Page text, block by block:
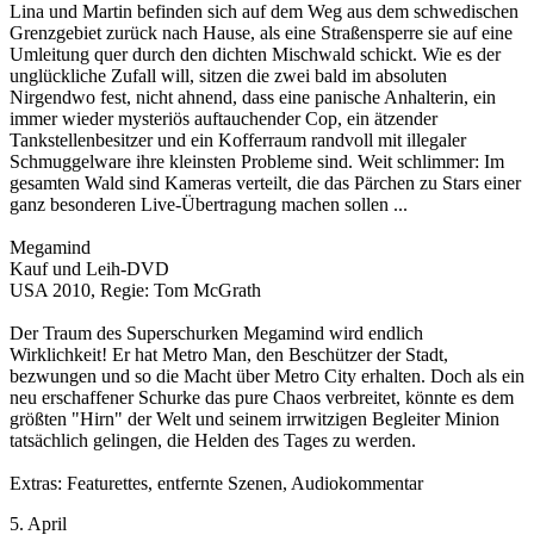
Lina und Martin befinden sich auf dem Weg aus dem schwedischen
Grenzgebiet zurück nach Hause, als eine Straßensperre sie auf eine
Umleitung quer durch den dichten Mischwald schickt. Wie es der
unglückliche Zufall will, sitzen die zwei bald im absoluten
Nirgendwo fest, nicht ahnend, dass eine panische Anhalterin, ein
immer wieder mysteriös auftauchender Cop, ein ätzender
Tankstellenbesitzer und ein Kofferraum randvoll mit illegaler
Schmuggelware ihre kleinsten Probleme sind. Weit schlimmer: Im
gesamten Wald sind Kameras verteilt, die das Pärchen zu Stars einer
ganz besonderen Live-Übertragung machen sollen ...
Megamind
Kauf und Leih-DVD
USA 2010, Regie: Tom McGrath
Der Traum des Superschurken Megamind wird endlich
Wirklichkeit! Er hat Metro Man, den Beschützer der Stadt,
bezwungen und so die Macht über Metro City erhalten. Doch als ein
neu erschaffener Schurke das pure Chaos verbreitet, könnte es dem
größten "Hirn" der Welt und seinem irrwitzigen Begleiter Minion
tatsächlich gelingen, die Helden des Tages zu werden.
Extras: Featurettes, entfernte Szenen, Audiokommentar
5. April